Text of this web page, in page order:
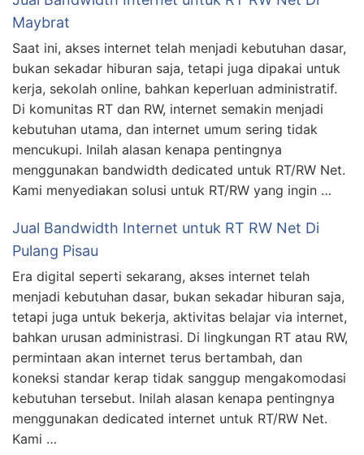
Maybrat
Saat ini, akses internet telah menjadi kebutuhan dasar,
bukan sekadar hiburan saja, tetapi juga dipakai untuk
kerja, sekolah online, bahkan keperluan administratif.
Di komunitas RT dan RW, internet semakin menjadi
kebutuhan utama, dan internet umum sering tidak
mencukupi. Inilah alasan kenapa pentingnya
menggunakan bandwidth dedicated untuk RT/RW Net.
Kami menyediakan solusi untuk RT/RW yang ingin …
Jual Bandwidth Internet untuk RT RW Net Di
Pulang Pisau
Era digital seperti sekarang, akses internet telah
menjadi kebutuhan dasar, bukan sekadar hiburan saja,
tetapi juga untuk bekerja, aktivitas belajar via internet,
bahkan urusan administrasi. Di lingkungan RT atau RW,
permintaan akan internet terus bertambah, dan
koneksi standar kerap tidak sanggup mengakomodasi
kebutuhan tersebut. Inilah alasan kenapa pentingnya
menggunakan dedicated internet untuk RT/RW Net.
Kami …